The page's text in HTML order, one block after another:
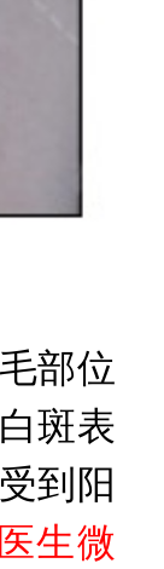
部位
斑表
到阳
生微